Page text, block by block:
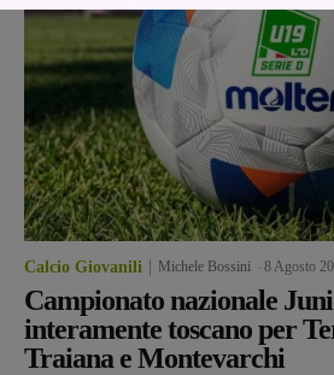
Calcio Giovanili Michele Bossini 8 Agosto
Campionato nazionale
interamente toscano per
Traiana e Montevarchi